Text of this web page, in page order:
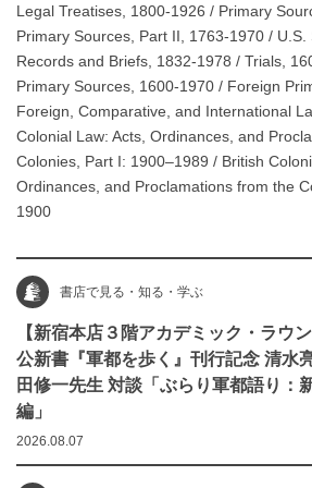
Legal Treatises, 1800-1926 / Primary
Primary Sources, Part II, 1763-1970 / U.S.
Records and Briefs, 1832-1978 / Trials,
Primary Sources, 1600-1970 / Foreign
Foreign, Comparative, and International
Colonial Law: Acts, Ordinances, and
Colonies, Part I: 1900–1989 / British
Ordinances, and Proclamations from the
1900
書店で見る・知る・学ぶ
【新宿本店３階アカデミック・ラウ
公新書『軍都を歩く』刊行記念 清水
田修一先生 対談「ぶらり軍都語り：
編」
2026.08.07